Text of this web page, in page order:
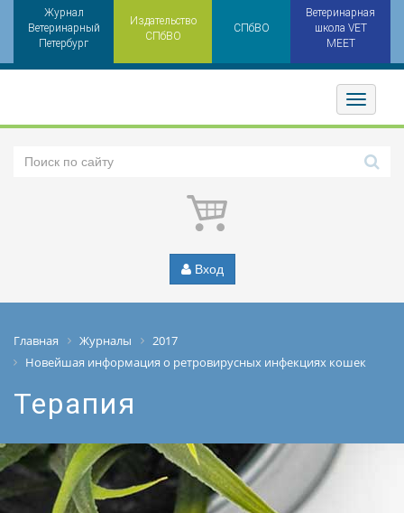
Журнал
Ветеринарный
Петербург
Издательство
СПбВО
СПбВО
Ветеринарная
школа VET
MEET
Toggler
Вход
Главная Журналы
2017
Новейшая информация о ретровирусных инфекциях кошек
Терапия